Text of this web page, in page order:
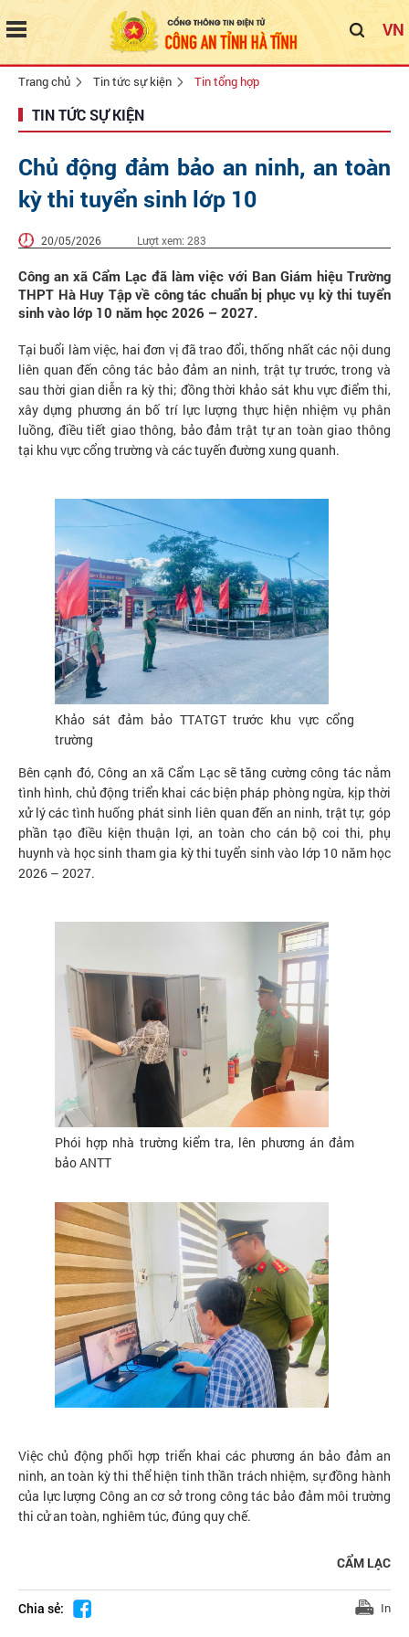
VN
Trang chủ Tin tức sự kiện Tin tổng hợp
TIN TỨC SỰ KIỆN
Chủ động đảm bảo an ninh, an toàn
kỳ thi tuyển sinh lớp 10
20/05/2026 Lượt xem: 283
Công an xã Cẩm Lạc đã làm việc với Ban Giám hiệu Trường
THPT Hà Huy Tập về công tác chuẩn bị phục vụ kỳ thi tuyển
sinh vào lớp 10 năm học 2026 – 2027.
Tại buổi làm việc, hai đơn vị đã trao đổi, thống nhất các nội dung
liên quan đến công tác bảo đảm an ninh, trật tự trước, trong và
sau thời gian diễn ra kỳ thi; đồng thời khảo sát khu vực điểm thi,
xây dựng phương án bố trí lực lượng thực hiện nhiệm vụ phân
luồng, điều tiết giao thông, bảo đảm trật tự an toàn giao thông
tại khu vực cổng trường và các tuyến đường xung quanh.
Khảo sát đảm bảo TTATGT trước khu vực cổng
trường
Bên cạnh đó, Công an xã Cẩm Lạc sẽ tăng cường công tác nắm
tình hình, chủ động triển khai các biện pháp phòng ngừa, kịp thời
xử lý các tình huống phát sinh liên quan đến an ninh, trật tự; góp
phần tạo điều kiện thuận lợi, an toàn cho cán bộ coi thi, phụ
huynh và học sinh tham gia kỳ thi tuyển sinh vào lớp 10 năm học
2026 – 2027.
Phói hợp nhà trường kiểm tra, lên phương án đảm
bảo ANTT
Việc chủ động phối hợp triển khai các phương án bảo đảm an
ninh, an toàn kỳ thi thể hiện tinh thần trách nhiệm, sự đồng hành
của lực lượng Công an cơ sở trong công tác bảo đảm môi trường
thi cử an toàn, nghiêm túc, đúng quy chế.
CẨM LẠC
Chia sẻ: In